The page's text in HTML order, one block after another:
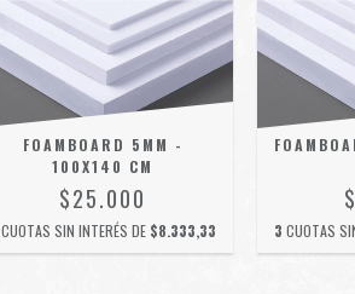
FOAMBOARD 5MM -
100X140 CM
$25.000
CUOTAS SIN INTERÉS DE $8.333,33 3 CUOTAS